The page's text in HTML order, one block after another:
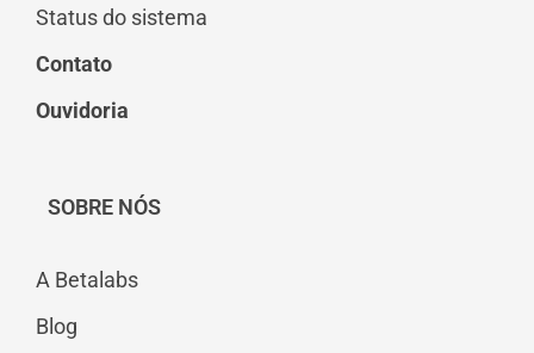
Status do sistema
Contato
Ouvidoria
SOBRE NÓS
A Betalabs
Blog